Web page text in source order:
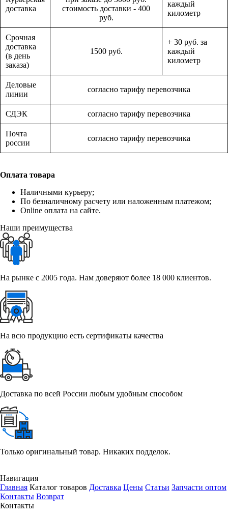
доставка
стоимость доставки - 400
руб.
каждый
километр
Срочная
доставка
(в день
заказа)
1500 руб.
+ 30 руб. за
каждый
километр
Деловые
линии
согласно тарифу перевозчика
СДЭК согласно тарифу перевозчика
Почта
россии
согласно тарифу перевозчика
Оплата товара
Наличными курьеру;
По безналичному расчету или наложенным платежом;
Online оплата на сайте.
Наши преимущества
На рынке с 2005 года. Нам доверяют более 18 000 клиентов.
На всю продукцию есть сертификаты качества
Доставка по всей России любым удобным способом
Только оригинальный товар. Никаких подделок.
Навигация
Главная Каталог товаров Доставка Цены Статьи Запчасти оптом
Контакты Возврат
Контакты